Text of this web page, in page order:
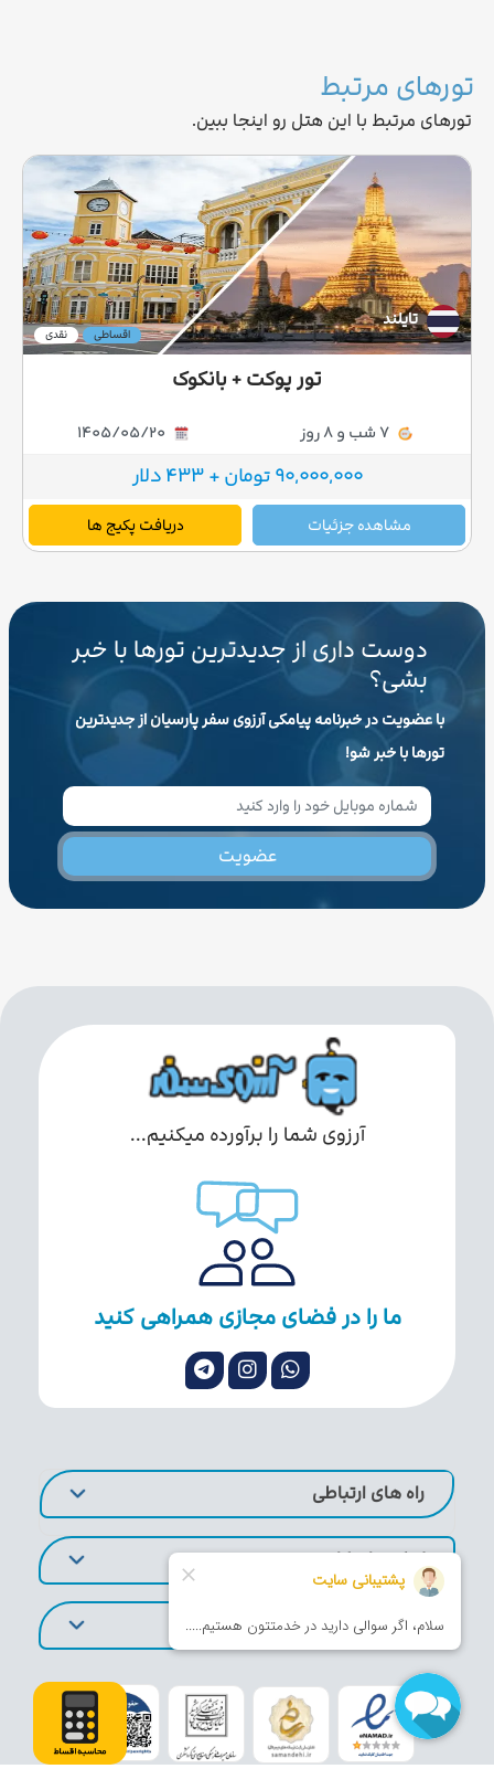
تورهای مرتبط
تورهای مرتبط با این هتل رو اینجا ببین.
تایلند
نقدی اقساطی
تور پوکت + بانکوک
90,000,000 تومان + 433 دلار
مشاهده جزئیات دریافت پکیج ها
دوست داری از جدیدترین تورها با خبر
بشی؟
با عضویت در خبرنامه پیامکی آرزوی سفر پارسیان از جدیدترین
تورها با خبر شو!
عضویت
آرزوی شما را برآورده میکنیم...
ما را در فضای مجازی همراهی کنید
راه های ارتباطی
لینک های کاربردی
تورهای پر طرفدار